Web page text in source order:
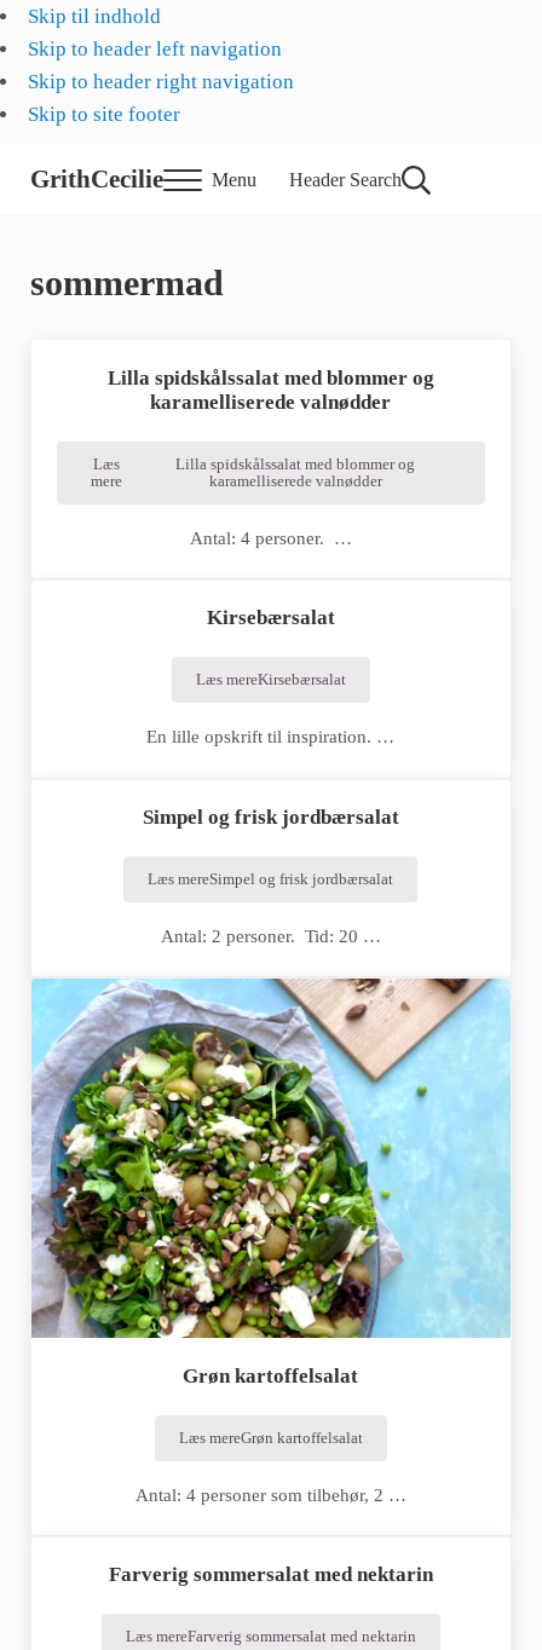
Skip til indhold
Skip to header left navigation
Skip to header right navigation
Skip to site footer
GrithCecilie Menu Header Search
sommermad
Lilla spidskålssalat med blommer og
karamelliserede valnødder
Læs
mere
Lilla spidskålssalat med blommer og
karamelliserede valnødder
Antal: 4 personer. …
Kirsebærsalat
Læs mereKirsebærsalat
En lille opskrift til inspiration. …
Simpel og frisk jordbærsalat
Læs mereSimpel og frisk jordbærsalat
Antal: 2 personer. Tid: 20 …
Grøn kartoffelsalat
Læs mereGrøn kartoffelsalat
Antal: 4 personer som tilbehør, 2 …
Farverig sommersalat med nektarin
Læs mereFarverig sommersalat med nektarin